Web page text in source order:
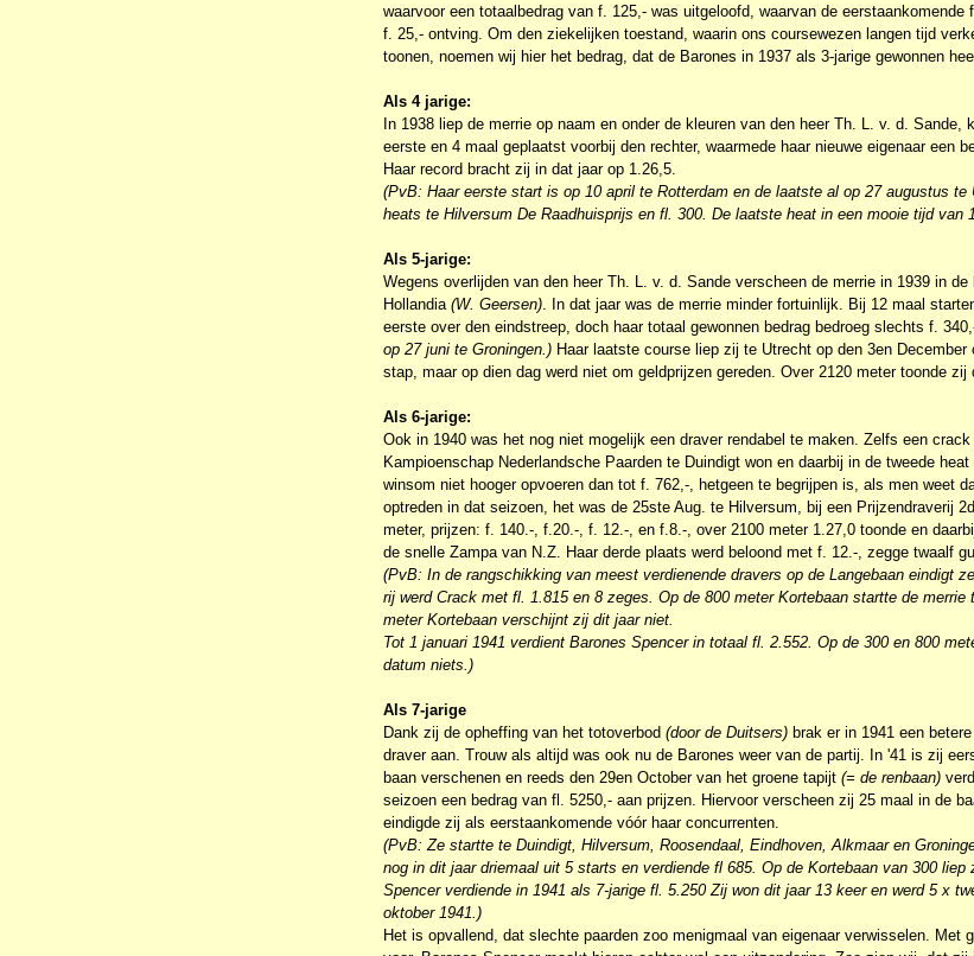
waarvoor een totaalbedrag van f. 125,- was uitgeloofd, waarvan de eerstaankomende
f. 25,- ontving. Om den ziekelijken toestand, waarin ons coursewezen langen tijd
toonen, noemen wij hier het bedrag, dat de Barones in 1937 als 3-jarige gewonnen
Als 4 jarige:
In 1938 liep de merrie op naam en onder de kleuren van den heer Th. L. v. d. Sande,
eerste en 4 maal geplaatst voorbij den rechter, waarmede haar nieuwe eigenaar een
Haar record bracht zij in dat jaar op 1.26,5.
(PvB: Haar eerste start is op 10 april te Rotterdam en de laatste al op 27 augustus
heats te Hilversum De Raadhuisprijs en fl. 300. De laatste heat in een mooie tijd van
Als 5-jarige:
Wegens overlijden van den heer Th. L. v. d. Sande verscheen de merrie in 1939 in
Hollandia (W. Geersen). In dat jaar was de merrie minder fortuinlijk. Bij 12 maal
eerste over den eindstreep, doch haar totaal gewonnen bedrag bedroeg slechts f.
op 27 juni te Groningen.)Haar laatste course liep zij te Utrecht op den 3en December
stap, maar op dien dag werd niet om geldprijzen gereden. Over 2120 meter toonde zij
Als 6-jarige:
Ook in 1940 was het nog niet mogelijk een draver rendabel te maken. Zelfs een
Kampioenschap Nederlandsche Paarden te Duindigt won en daarbij in de tweede
winsom niet hooger opvoeren dan tot f. 762,-, hetgeen te begrijpen is, als men weet
optreden in dat seizoen, het was de 25ste Aug. te Hilversum, bij een Prijzendraverij
meter, prijzen: f. 140.-, f.20.-, f. 12.-, en f.8.-, over 2100 meter 1.27,0 toonde en
de snelle Zampa van N.Z. Haar derde plaats werd beloond met f. 12.-, zegge twaalf
(PvB: In de rangschikking van meest verdienende dravers op de Langebaan eindigt
rij werd Crack met fl. 1.815 en 8 zeges. Op de 800 meter Kortebaan startte de merrie
meter Kortebaan verschijnt zij dit jaar niet.
Tot 1 januari 1941 verdient Barones Spencer in totaal fl. 2.552. Op de 300 en 800
datum niets.)
Als 7-jarige
Dank zij de opheffing van het totoverbod (door de Duitsers)brak er in 1941 een
draver aan. Trouw als altijd was ook nu de Barones weer van de partij. In '41 is zij
baan verschenen en reeds den 29en October van het groene tapijt (= de renbaan)
seizoen een bedrag van fl. 5250,- aan prijzen. Hiervoor verscheen zij 25 maal in de
eindigde zij als eerstaankomende vóór haar concurrenten.
(PvB: Ze startte te Duindigt, Hilversum, Roosendaal, Eindhoven, Alkmaar en
nog in dit jaar driemaal uit 5 starts en verdiende fl 685. Op de Kortebaan van 300 liep
Spencer verdiende in 1941 als 7-jarige fl. 5.250 Zij won dit jaar 13 keer en werd 5 x
oktober 1941.)
Het is opvallend, dat slechte paarden zoo menigmaal van eigenaar verwisselen. Met